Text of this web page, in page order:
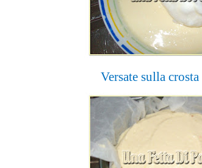
Versate sulla